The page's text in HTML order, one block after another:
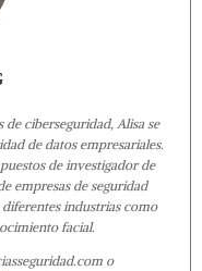
ciberseguridad, Alisa se
de datos empresariales.
de investigador de
empresas de seguridad
industrias como
facial.
o